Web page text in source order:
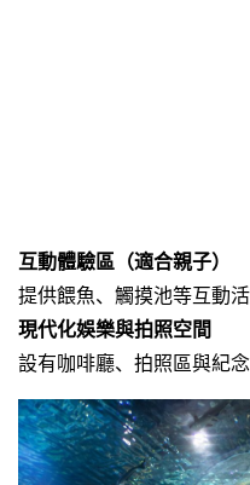
互動體驗區（適合親子）
提供餵魚、觸摸池等互動
現代化娛樂與拍照空間
設有咖啡廳、拍照區與紀